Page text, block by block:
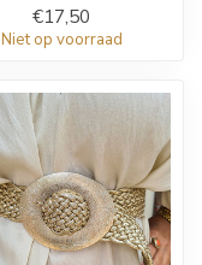
€17,50
Niet op voorraad